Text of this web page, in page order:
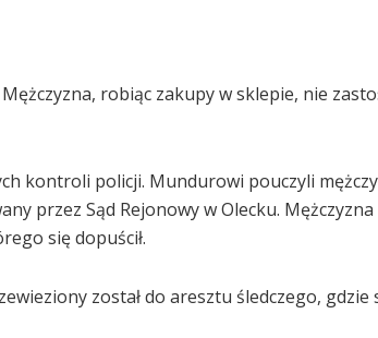
robiąc zakupy w sklepie, nie
kontroli policji. Mundurowi pouczyli
przez Sąd Rejonowy w Olecku. Mężczyzna
się dopuścił.
został do aresztu śledczego, gdzie